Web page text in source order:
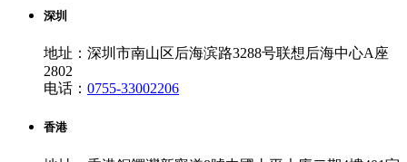
深圳
地址：深圳市南山区后海滨路3288号联想后海中心A座
2802
电话： 0755-33002206
香港